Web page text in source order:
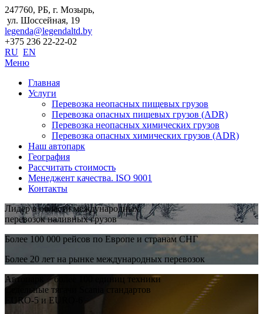
247760, РБ, г. Мозырь,
ул. Шоссейная, 19
legenda@legendaltd.by
+375 236 22-22-02
RU EN
Меню
Главная
Услуги
Перевозка неопасных пищевых грузов
Перевозка опасных пищевых грузов (ADR)
Перевозка неопасных химических грузов
Перевозка опасных химических грузов (ADR)
Наш автопарк
География
Рассчитать стоимость
Менеджент качества. ISO 9001
Контакты
Лидер в области международных
перевозок наливных грузов
Более 100 000 рейсов по Европе и странам СНГ
Более 20 лет на рынке международных перевозок
Автопарк − более 100 единиц техники
Седельные тягачи Scania стандартов
EURO-5 и EURO-6